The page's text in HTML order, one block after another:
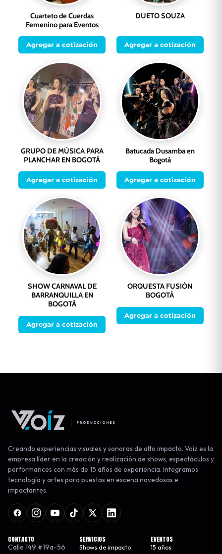
Cuarteto de Cuerdas
Femenino para Eventos
Agregar a cotización
DUETO SOUZA
Agregar a cotización
GRUPO DE MÚSICA PARA
PLANCHAR EN BOGOTÁ
Agregar a cotización
Batucada Dusamba en
Bogotá
Agregar a cotización
SHOW CARNAVAL DE
BARRANQUILLA EN
BOGOTÁ
Agregar a cotización
ORQUESTA FUSIÓN
BOGOTÁ
Agregar a cotización
Creando experiencias visuales y sonoras de alto impacto. Voiz es la
empresa líder en la creación y realización de shows, espectáculos y
performances con más de 15 años de experiencia. Integramos
tecnología y artes para puestas en escena novedosas e
impactantes.
CONTACTO
Calle 149 #19a-56
SERVICIOS
Shows de impacto
EVENTOS
15 años